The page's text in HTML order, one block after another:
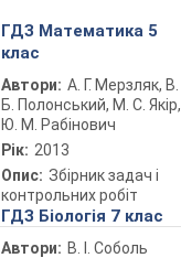
ГДЗ Математика 5
клас
Автори: А. Г. Мерзляк, В.
Б. Полонський, М. С. Якір,
Ю. М. Рабінович
Рік: 2013
Опис: Збірник задач і
контрольних робіт
ГДЗ Біологія 7 клас
Автори: В. І. Соболь